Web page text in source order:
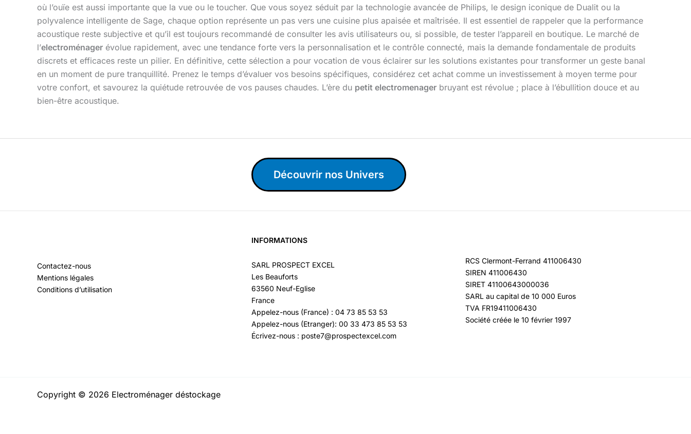
où l’ouïe est aussi importante que la vue ou le toucher. Que vous soyez séduit par la technologie avancée de Philips, le design iconique de Dualit ou la
polyvalence intelligente de Sage, chaque option représente un pas vers une cuisine plus apaisée et maîtrisée. Il est essentiel de rappeler que la performance
acoustique reste subjective et qu’il est toujours recommandé de consulter les avis utilisateurs ou, si possible, de tester l’appareil en boutique. Le marché de
l’electroménager évolue rapidement, avec une tendance forte vers la personnalisation et le contrôle connecté, mais la demande fondamentale de produits
discrets et efficaces reste un pilier. En définitive, cette sélection a pour vocation de vous éclairer sur les solutions existantes pour transformer un geste banal
en un moment de pure tranquillité. Prenez le temps d’évaluer vos besoins spécifiques, considérez cet achat comme un investissement à moyen terme pour
votre confort, et savourez la quiétude retrouvée de vos pauses chaudes. L’ère du petit electromenager bruyant est révolue ; place à l’ébullition douce et au
bien-être acoustique.
Découvrir nos Univers
Contactez-nous
Mentions légales
Conditions d’utilisation
INFORMATIONS
SARL PROSPECT EXCEL
Les Beauforts
63560 Neuf-Eglise
France
Appelez-nous (France) : 04 73 85 53 53
Appelez-nous (Etranger): 00 33 473 85 53 53
Écrivez-nous : poste7@prospectexcel.com
RCS Clermont-Ferrand 411006430
SIREN 411006430
SIRET 41100643000036
SARL au capital de 10 000 Euros
TVA FR19411006430
Société créée le 10 février 1997
Copyright © 2026 Electroménager déstockage